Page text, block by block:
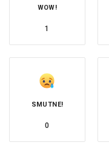
WOW!
1
SMUTNE!
0